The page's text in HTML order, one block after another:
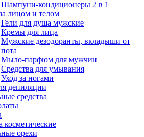
Шампуни-кондиционеры 2 в 1
лицом и телом
Гели для душа мужские
Кремы для лица
Мужские дезодоранты, вкладыши от
пота
Мыло-парфюм для мужчин
Средства для умывания
Уход за ногами
депиляции
средства
косметические
орехи